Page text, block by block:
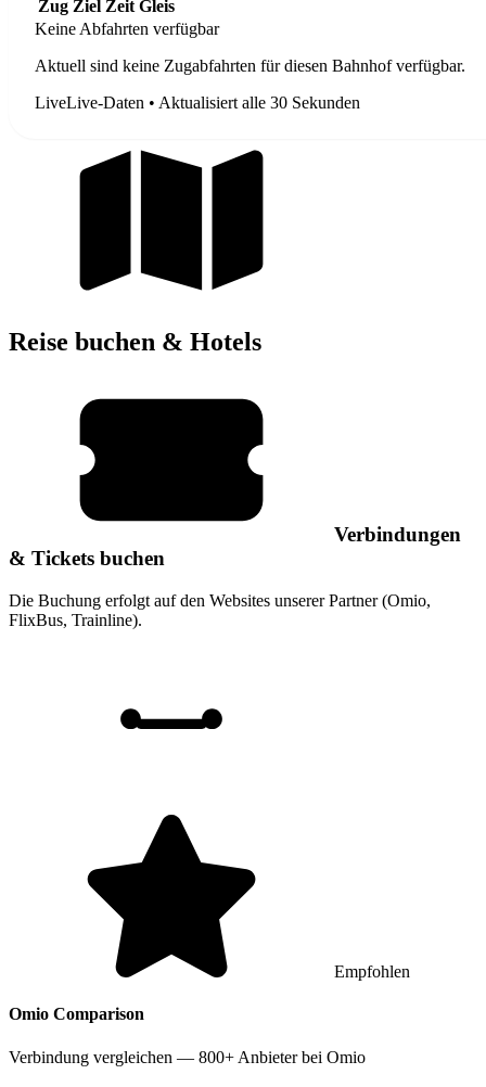
Zug Ziel Zeit Gleis
Keine Abfahrten verfügbar
Aktuell sind keine Zugabfahrten für diesen Bahnhof verfügbar.
LiveLive-Daten • Aktualisiert alle 30 Sekunden
Reise buchen & Hotels
Verbindungen
& Tickets buchen
Die Buchung erfolgt auf den Websites unserer Partner (Omio,
FlixBus, Trainline).
Empfohlen
Omio Comparison
Verbindung vergleichen — 800+ Anbieter bei Omio